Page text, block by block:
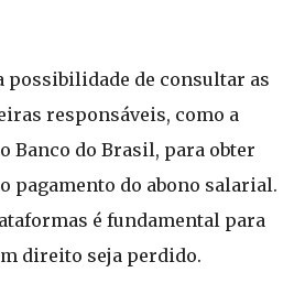
possibilidade de consultar as
responsáveis, como a
Banco do Brasil, para obter
pagamento do abono salarial.
é fundamental para
direito seja perdido.